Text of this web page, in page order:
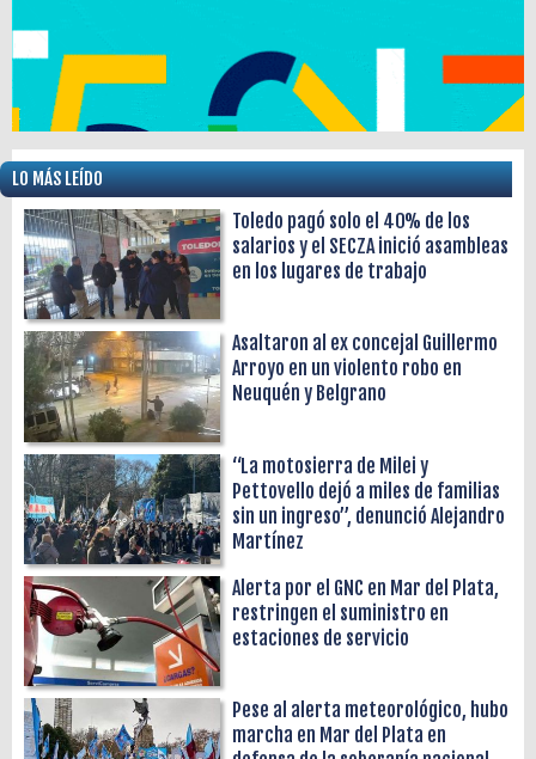
LO MÁS LEÍDO
Toledo pagó solo el 40% de los
salarios y el SECZA inició asambleas
en los lugares de trabajo
Asaltaron al ex concejal Guillermo
Arroyo en un violento robo en
Neuquén y Belgrano
“La motosierra de Milei y
Pettovello dejó a miles de familias
sin un ingreso”, denunció Alejandro
Martínez
Alerta por el GNC en Mar del Plata,
restringen el suministro en
estaciones de servicio
Pese al alerta meteorológico, hubo
marcha en Mar del Plata en